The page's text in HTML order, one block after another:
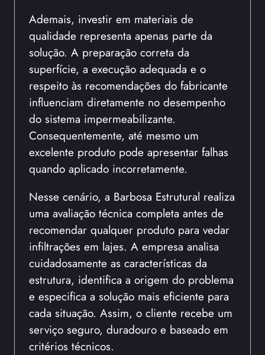
Ademais, investir em materiais de
qualidade representa apenas parte da
solução. A preparação correta da
superfície, a execução adequada e o
respeito às recomendações do fabricante
influenciam diretamente no desempenho
do sistema impermeabilizante.
Consequentemente, até mesmo um
excelente produto pode apresentar falhas
quando aplicado incorretamente.
Nesse cenário, a Barbosa Estrutural realiza
uma avaliação técnica completa antes de
recomendar qualquer produto para vedar
infiltrações em lajes. A empresa analisa
cuidadosamente as características da
estrutura, identifica a origem do problema
e especifica a solução mais eficiente para
cada situação. Assim, o cliente recebe um
serviço seguro, duradouro e baseado em
critérios técnicos.